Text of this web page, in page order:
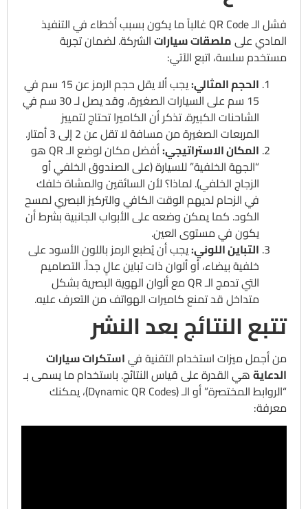
فشل الـ QR Code غالباً ما يكون بسبب أخطاء في التنفيذ
المادي علىملصقات سياراتالشركة. لضمان تجربة
مستخدم سلسة، اتبع الآتي:
الحجم المثالي:
يجب ألا يقل حجم الرمز عن 15 سم في
15 سم على السيارات الصغيرة، وقد يصل لـ 30 سم في
الشاحنات الكبيرة. تذكر أن الكاميرا تحتاج لتمييز
المربعات الصغيرة من مسافة لا تقل عن 2 إلى 3 أمتار.
المكان الاستراتيجي:
أفضل مكان لوضع الـ QR هو
“الجهة الخلفية” للسيارة (على الصندوق الخلفي أو
الزجاج الخلفي). لماذا؟ لأن السائقين والمشاة خلفك
في الزحام لديهم الوقت الكافي والتركيز البصري لمسح
الكود. كما يمكن وضعه على الأبواب الجانبية بشرط أن
يكون في مستوى العين.
التباين اللوني:يجب أن يُطبع الرمز باللون الأسود على
خلفية بيضاء، أو ألوان ذات تباين عالٍ جداً. التصاميم
التي تدمج الـ QR مع ألوان الهوية البصرية بشكل
متداخل قد تمنع كاميرات الهواتف من التعرف عليه.
تتبع النتائج بعد النشر
من أجمل ميزات استخدام التقنية في استكرات سيارات
الدعايةهي القدرة على قياس النتائج. باستخدام ما يسمى بـ
“الروابط المختصرة” أو الـ (Dynamic QR Codes)، يمكنك
معرفة: